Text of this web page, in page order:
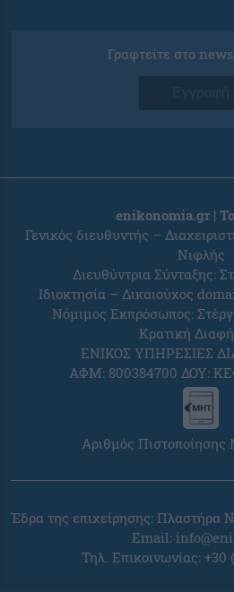
Γραφτείτε στο
Εγγραφή
enikonomia.gr |
Γενικός διευθυντής –
Νιφλής
Διευθύντρια Σύνταξης:
Ιδιοκτησία – Δικαιούχος
Νόμιμος Εκπρόσωπος:
Κρατική
ΕΝΙΚΟΣ ΥΠΗΡΕΣΙΕΣ
ΑΦΜ: 800384700 ΔΟΥ:
Αριθμός
Έδρα της επιχείρησης: Πλαστήρα
Email:
Τηλ. Επικοινωνίας: +30